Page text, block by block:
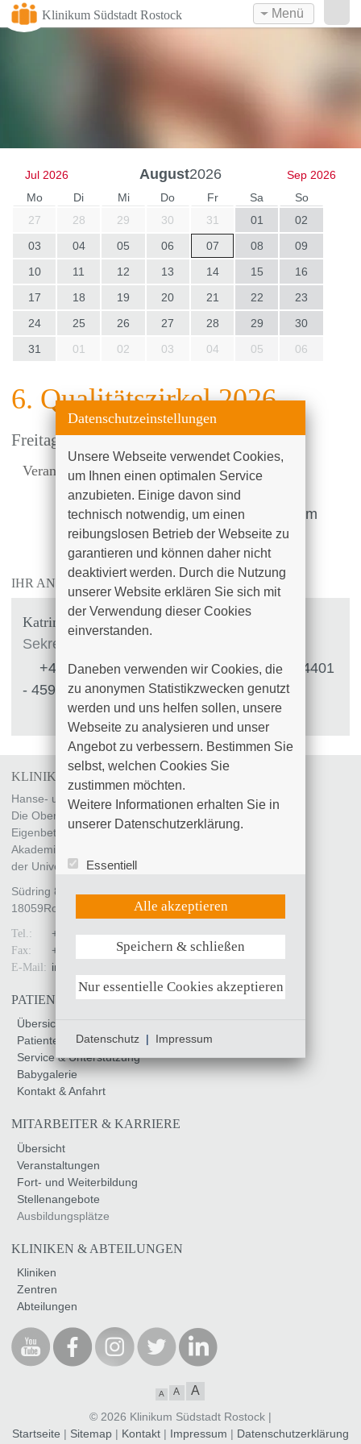
Klinikum Südstadt Rostock Menü
Jul 2026 August2026
Sep 2026
Mo
Di Mi Do Fr Sa
So
27
28 29 30 31 01
02
03
04 05 06 07 08
09
10
11 12 13 14 15
16
17
18 19 20 21 22
23
24
25 26 27 28 29
30
31
01 02 03 04 05 06
6. Qualitätszirkel 2026
Freitag, 04.12.2026, 07:45 Uhr
Veranstalter: Universitätsfrauenklinik und
Poliklinik
Ort: Konferenzraum UFK am Klinikum
Südstadt
IHR ANSPRECHPARTNER
Katrin Klump-Schulze
Sekretariat
+49 (0)381 4401 - 4500 |
+49 (0)381 4401
- 4599
KLINIKUM SÜDSTADT ROSTOCK
Hanse- und Universitätsstadt Rostock
Die Oberbürgermeisterin
Eigenbetrieb „Klinikum Südstadt Rostock“
Akademisches Lehrkrankenhaus
der Universität Rostock
Südring 81
18059Rostock
Tel.: +49 (0)381 4401 - 0
Fax: +49 (0)381 4401 - 7799
E-Mail: info
PATIENTEN & BESUCHER
Übersicht
Patienteninfo
Service & Unterstützung
Babygalerie
Kontakt & Anfahrt
MITARBEITER & KARRIERE
Übersicht
Veranstaltungen
Fort- und Weiterbildung
Stellenangebote
Ausbildungsplätze
KLINIKEN & ABTEILUNGEN
Kliniken
Zentren
Abteilungen
A A A
© 2026 Klinikum Südstadt Rostock |
Startseite | Sitemap | Kontakt | Impressum | Datenschutzerklärung
Datenschutzeinstellungen
Unsere Webseite verwendet Cookies,
um Ihnen einen optimalen Service
anzubieten. Einige davon sind
technisch notwendig, um einen
reibungslosen Betrieb der Webseite zu
garantieren und können daher nicht
deaktiviert werden. Durch die Nutzung
unserer Website erklären Sie sich mit
der Verwendung dieser Cookies
einverstanden.
Daneben verwenden wir Cookies, die
zu anonymen Statistikzwecken genutzt
werden und uns helfen sollen, unsere
Webseite zu analysieren und unser
Angebot zu verbessern. Bestimmen Sie
selbst, welchen Cookies Sie
zustimmen möchten.
Weitere Informationen erhalten Sie in
unserer Datenschutzerklärung.
Essentiell
UX (Hotjar)
Weitere Informationen anzeigen
Alle akzeptieren
Speichern & schließen
Nur essentielle Cookies akzeptieren
Datenschutz | Impressum